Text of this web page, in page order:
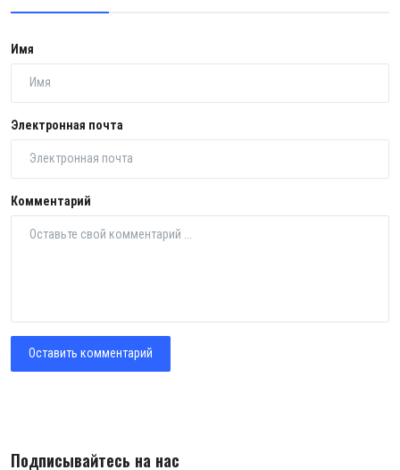
Имя
Электронная почта
Комментарий
Оставить комментарий
Подписывайтесь на нас